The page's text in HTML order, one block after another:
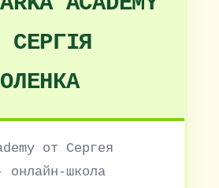
СЕРГІЯ
от Сергея
онлайн-школа